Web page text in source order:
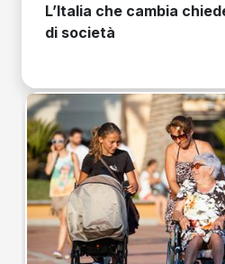
L’Italia che cambia
di società